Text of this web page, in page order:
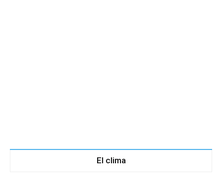
El clima